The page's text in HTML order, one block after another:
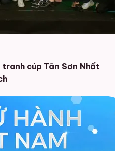
cúp Tân Sơn Nhất